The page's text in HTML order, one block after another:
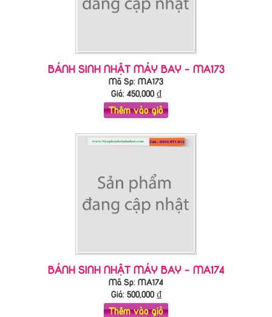
BÁNH SINH NHẬT MÁY BAY - MA173
Mã Sp: MA173
Giá: 450,000₫
Thêm vào giỏ
BÁNH SINH NHẬT MÁY BAY - MA174
Mã Sp: MA174
Giá: 500,000₫
Thêm vào giỏ